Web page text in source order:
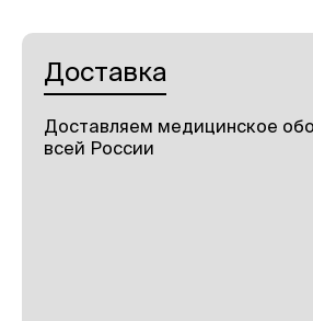
Доставка
Доставляем медицинское
всей России